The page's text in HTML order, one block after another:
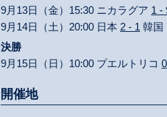
9月13日（金）15:30 ニカラグア 1 -
9月14日（土）20:00 日本 2 - 1 韓国
決勝
9月15日（日）10:00 プエルトリコ
開催地